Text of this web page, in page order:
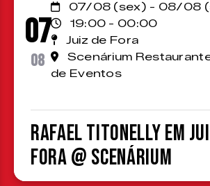
07
08
07/08 (sex) - 08/08
19:00 - 00:00
Juiz de Fora
Scenárium
de Eventos
Rafael Titonelly em
Fora @ Scenárium